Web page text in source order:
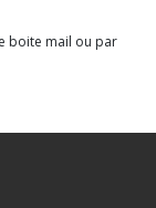
boite mail ou par